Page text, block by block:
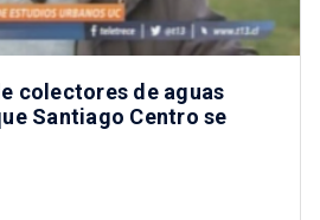
colectores de aguas
Santiago Centro se